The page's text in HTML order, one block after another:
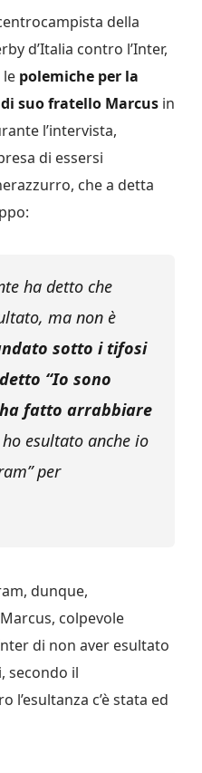
della
d’Italia contro l’Inter,
polemiche per la
suo fratello Marcus in
l’intervista,
di essersi
che a detta
ha detto che
ma non è
sotto i tifosi
“Io sono
fatto arrabbiare
esultato anche io
” per
dunque,
colpevole
di non aver esultato
secondo il
c’è stata ed